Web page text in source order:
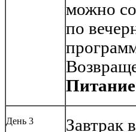
можно
по
День 3
Завтрак